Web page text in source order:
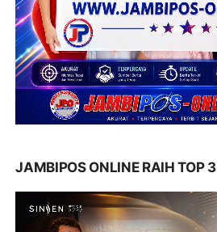
JAMBIPOS ONLINE RAIH TOP 3